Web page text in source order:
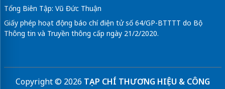
Tổng Biên Tập: Vũ Đức Thuận
Giấy phép hoạt động báo chí điện tử số 64/GP-BTTTT do Bộ
Thông tin và Truyền thông cấp ngày 21/2/2020.
Copyright © 2026 TẠP CHÍ THƯƠNG HIỆU & CÔNG